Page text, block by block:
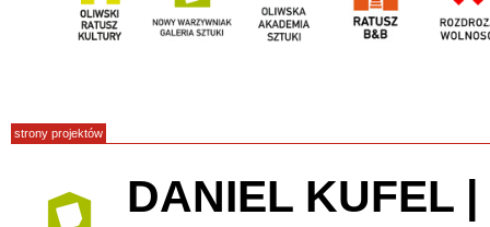
strony projektów
DANIEL KUFEL